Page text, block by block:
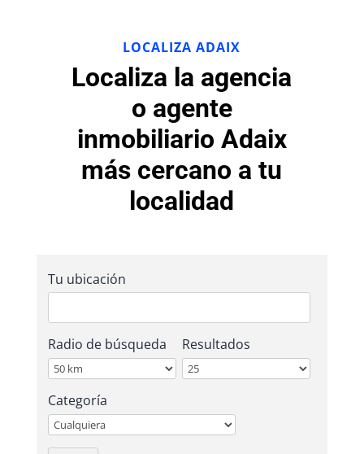
LOCALIZA ADAIX
Localiza la agencia
o agente
inmobiliario Adaix
más cercano a tu
localidad
Tu ubicación
Radio de búsqueda Resultados
Categoría